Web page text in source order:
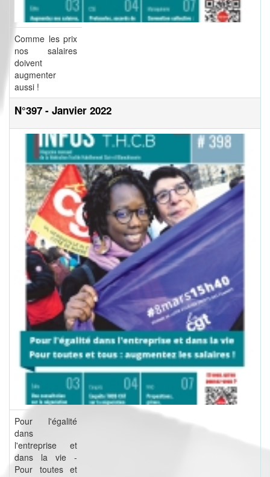
Comme les prix
nos salaires
doivent
augmenter
aussi !
N°397 - Janvier 2022
Pour l'égalité
dans
l'entreprise et
dans la vie -
Pour toutes et